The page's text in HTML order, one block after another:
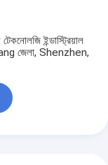
ইন্ডাস্ট্রিয়াল
জেলা, Shenzhen,